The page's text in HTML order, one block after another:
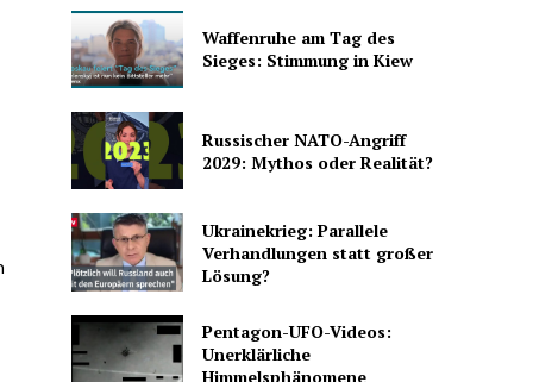
Waffenruhe am Tag des
Sieges: Stimmung in Kiew
Russischer NATO-Angriff
2029: Mythos oder Realität?
Ukrainekrieg: Parallele
Verhandlungen statt großer
Lösung?
Pentagon-UFO-Videos:
Unerklärliche
Himmelsphänomene